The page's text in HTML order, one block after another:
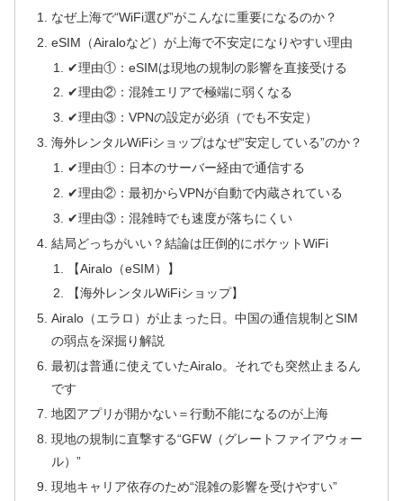
なぜ上海で“WiFi選び”がこんなに重要になるのか？
eSIM（Airaloなど）が上海で不安定になりやすい理由
✔理由①：eSIMは現地の規制の影響を直接受ける
✔理由②：混雑エリアで極端に弱くなる
✔理由③：VPNの設定が必須（でも不安定）
海外レンタルWiFiショップはなぜ“安定している”のか？
✔理由①：日本のサーバー経由で通信する
✔理由②：最初からVPNが自動で内蔵されている
✔理由③：混雑時でも速度が落ちにくい
結局どっちがいい？結論は圧倒的にポケットWiFi
【Airalo（eSIM）】
【海外レンタルWiFiショップ】
Airalo（エラロ）が止まった日。中国の通信規制とSIM
の弱点を深掘り解説
最初は普通に使えていたAiralo。それでも突然止まるん
です
地図アプリが開かない＝行動不能になるのが上海
現地の規制に直撃する“GFW（グレートファイアウォー
ル）”
現地キャリア依存のため“混雑の影響を受けやすい”